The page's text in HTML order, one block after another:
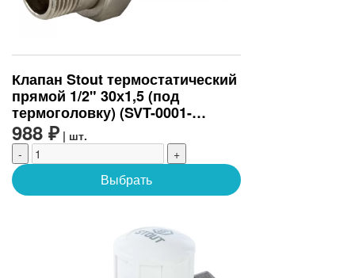
Клапан Stout термостатический
прямой 1/2" 30х1,5 (под
термоголовку) (SVT-0001-
000015)
988 ₽ | шт.
-
+
Выбрать